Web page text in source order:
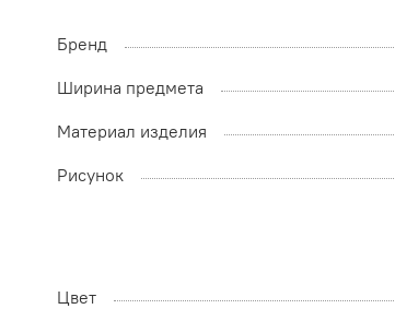
Бренд
Ширина предмета
Материал изделия
Рисунок
Цвет